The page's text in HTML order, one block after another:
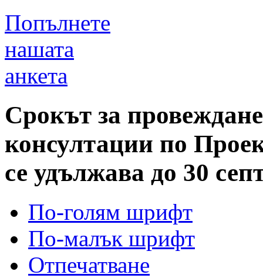
Попълнете
нашата
анкета
Срокът за
консултации по
се удължава до 30
По-голям шрифт
По-малък шрифт
Отпечатване